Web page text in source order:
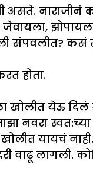
असते.
संपवलीत?
होता.
खोलीत येऊ दिलं
नवरा
यायचं
वाढू लागली.